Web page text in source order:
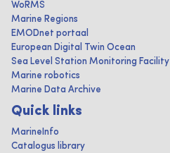
WoRMS
Marine Regions
EMODnet portaal
European Digital Twin Ocean
Sea Level Station Monitoring Facility
Marine robotics
Marine Data Archive
Quick links
MarineInfo
Catalogus library